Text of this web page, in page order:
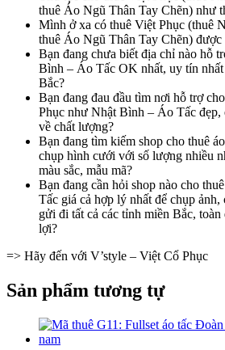
thuê Áo Ngũ Thân Tay Chẽn) như
Mình ở xa có thuê Việt Phục (thuê
thuê Áo Ngũ Thân Tay Chẽn) được
Bạn đang chưa biết địa chỉ nào hỗ
Bình – Áo Tấc OK nhất, uy tín
Bắc?
Bạn đang đau đầu tìm nơi hỗ trợ
Phục như Nhật Bình – Áo Tấc đẹp,
về chất lượng?
Bạn đang tìm kiếm shop cho thuê
chụp hình cưới với số lượng nhiều
màu sắc, mẫu mã?
Bạn đang cần hỏi shop nào cho
Tấc giá cả hợp lý nhất để chụp
gửi đi tất cả các tỉnh miền Bắc,
lợi?
=> Hãy đến với V’style – Việt Cổ Phục
Sản phẩm tương tự